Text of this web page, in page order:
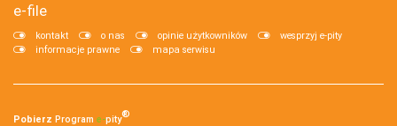
e-file
kontakt o nas opinie użytkowników
wesprzyj e-pity
informacje prawne
mapa serwisu
Pobierz Program e‑pity®